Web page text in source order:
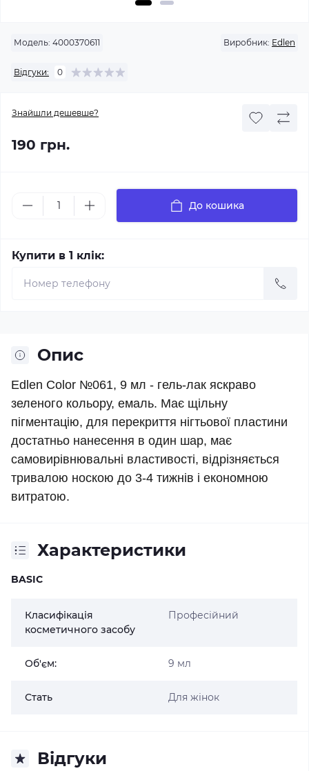
Модель: 4000370611 Виробник: Edlen
Відгуки: 0
Знайшли дешевше?
190 грн.
До кошика
Купити в 1 клік:
Опис
Edlen Color №061, 9 мл - гель-лак яскраво
зеленого кольору, емаль. Має щільну
пігментацію, для перекриття нігтьової пластини
достатньо нанесення в один шар, має
самовирівнювальні властивості, відрізняється
тривалою носкою до 3-4 тижнів і економною
витратою.
Характеристики
BASIC
Класифікація
косметичного засобу
Професійний
Об'єм: 9 мл
Стать Для жінок
Відгуки